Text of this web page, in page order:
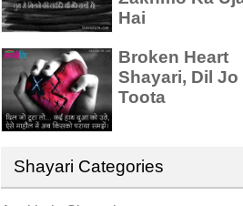
Hai
Broken Heart
Shayari, Dil Jo
Toota
Shayari Categories